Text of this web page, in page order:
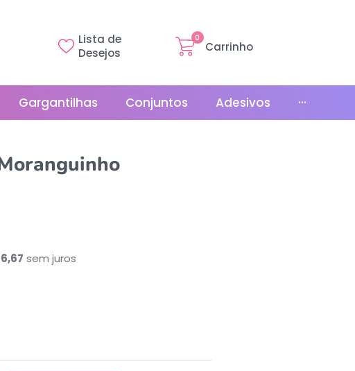
Lista de
Desejos
Carrinho
0
Gargantilhas Conjuntos Adesivos ···
6,67 sem juros